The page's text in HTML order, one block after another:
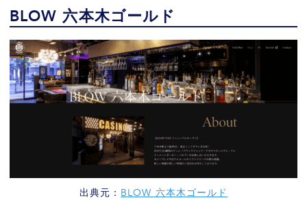
本場のカジノを体験するなら、韓国カジノが
近くておすすめ！
韓国のカジノって怖くない？初心者でも安心
して楽しめる理由
日本語に対応した案内やサービスが用意され
現地通貨がなくても、日本円やクレジットカ
ードで対応できる
はじめは見学や少額ベットから始められる
BLOW 六本木ゴールド
出典元： BLOW 六本木ゴールド